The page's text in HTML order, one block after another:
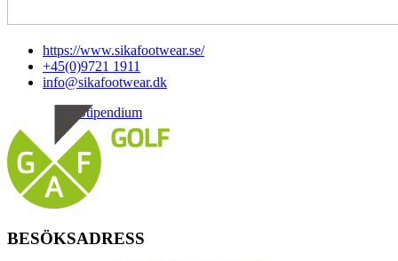
Stipendium
https://www.sikafootwear.se/
+45(0)9721 1911
info@sikafootwear.dk
BESÖKSADRESS